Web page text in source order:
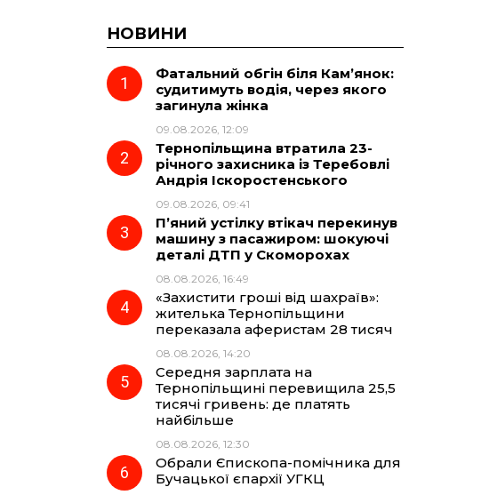
НОВИНИ
Фатальний обгін біля Кам’янок:
судитимуть водія, через якого
загинула жінка
09.08.2026, 12:09
Тернопільщина втратила 23-
річного захисника із Теребовлі
Андрія Іскоростенського
09.08.2026, 09:41
П’яний устілку втікач перекинув
машину з пасажиром: шокуючі
деталі ДТП у Скоморохах
08.08.2026, 16:49
«Захистити гроші від шахраїв»:
жителька Тернопільщини
переказала аферистам 28 тисяч
08.08.2026, 14:20
Середня зарплата на
Тернопільщині перевищила 25,5
тисячі гривень: де платять
найбільше
08.08.2026, 12:30
Обрали Єпископа-помічника для
Бучацької єпархії УГКЦ